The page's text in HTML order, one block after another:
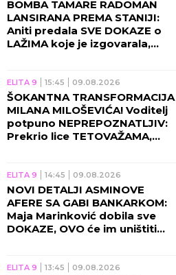
BOMBA TAMARE RADOMAN
LANSIRANA PREMA STANIJI:
Aniti predala SVE DOKAZE o
LAŽIMA koje je izgovarala,
ELITA 9 15:45 09.08.2026
ŠOKANTNA TRANSFORMACIJA
MILANA MILOŠEVIĆA! Voditelj
potpuno NEPREPOZNATLJIV:
Prekrio lice TETOVAŽAMA,
ELITA 9 14:45 09.08.2026
NOVI DETALJI ASMINOVE
AFERE SA GABI BANKARKOM:
Maja Marinković dobila sve
DOKAZE, OVO će im uništiti
ELITA 9 13:45 09.08.2026